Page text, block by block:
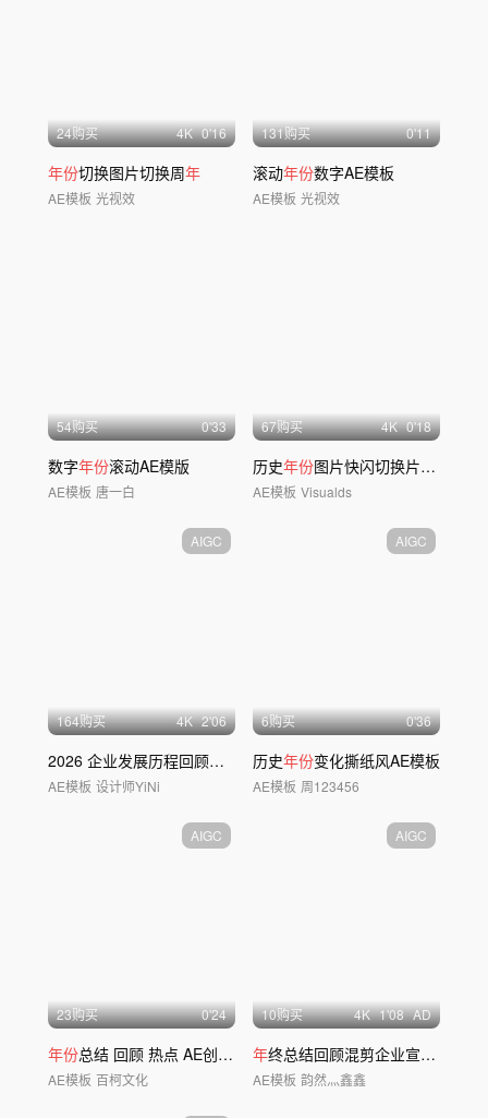
24购买 4K 0'16
年份切换图片切换周年
AE模板 光视效
131购买 0'11
滚动年份数字AE模板
AE模板 光视效
54购买 0'33
数字年份滚动AE模版
AE模板 唐一白
67购买 4K 0'18
历史年份图片快闪切换片头标题
AE模板 Visualds
AIGC
164购买 4K 2'06
2026 企业发展历程回顾（41）
AE模板 设计师YiNi
AIGC
6购买 0'36
历史年份变化撕纸风AE模板
AE模板 周123456
AIGC
23购买 0'24
年份总结 回顾 热点 AE创意模版11
AE模板 百柯文化
AIGC
10购买 4K 1'08 AD
年终总结回顾混剪企业宣传片开场片头
AE模板 韵然灬鑫鑫